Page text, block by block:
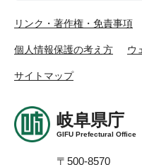
リンク・著作権・免責事項
個人情報保護の考え方 ウ
サイトマップ
岐阜県庁
GIFU Prefectural Office
〒500-8570